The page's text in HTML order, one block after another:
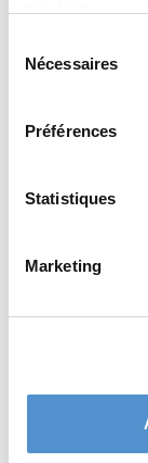
Nécessaires
Préférences
Statistiques
Marketing